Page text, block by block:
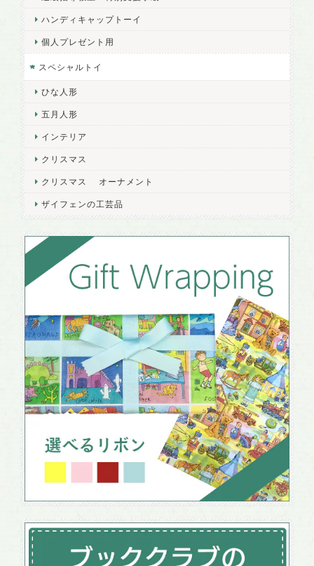
ハンディキャップトーイ
個人プレゼント用
スペシャルトイ
ひな人形
五月人形
インテリア
クリスマス
クリスマス オーナメント
ザイフェンの工芸品